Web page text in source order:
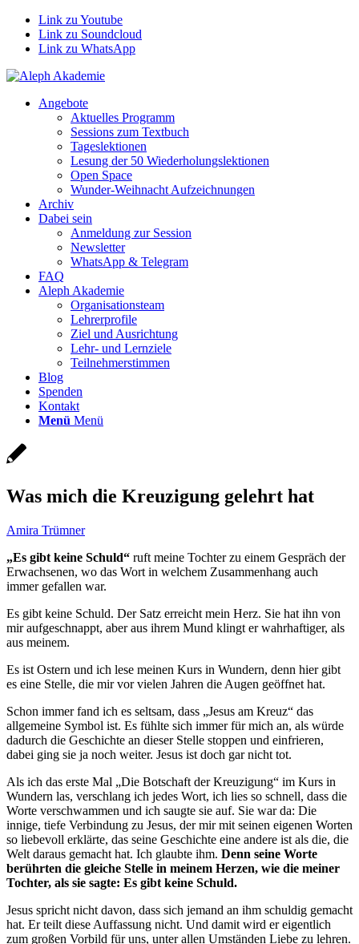
Link zu Youtube
Link zu Soundcloud
Link zu WhatsApp
Angebote
Aktuelles Programm
Sessions zum Textbuch
Tageslektionen
Lesung der 50 Wiederholungslektionen
Open Space
Wunder-Weihnacht Aufzeichnungen
Archiv
Dabei sein
Anmeldung zur Session
Newsletter
WhatsApp & Telegram
FAQ
Aleph Akademie
Organisationsteam
Lehrerprofile
Ziel und Ausrichtung
Lehr- und Lernziele
Teilnehmerstimmen
Blog
Spenden
Kontakt
Menü Menü
Was mich die Kreuzigung gelehrt hat
Amira Trümner
„Es gibt keine Schuld“ ruft meine Tochter zu einem Gespräch der
Erwachsenen, wo das Wort in welchem Zusammenhang auch
immer gefallen war.
Es gibt keine Schuld. Der Satz erreicht mein Herz. Sie hat ihn von
mir aufgeschnappt, aber aus ihrem Mund klingt er wahrhaftiger, als
aus meinem.
Es ist Ostern und ich lese meinen Kurs in Wundern, denn hier gibt
es eine Stelle, die mir vor vielen Jahren die Augen geöffnet hat.
Schon immer fand ich es seltsam, dass „Jesus am Kreuz“ das
allgemeine Symbol ist. Es fühlte sich immer für mich an, als würde
dadurch die Geschichte an dieser Stelle stoppen und einfrieren,
dabei ging sie ja noch weiter. Jesus ist doch gar nicht tot.
Als ich das erste Mal „Die Botschaft der Kreuzigung“ im Kurs in
Wundern las, verschlang ich jedes Wort, ich lies so schnell, dass die
Worte verschwammen und ich saugte sie auf. Sie war da: Die
innige, tiefe Verbindung zu Jesus, der mir mit seinen eigenen Worten
so liebevoll erklärte, das seine Geschichte eine andere ist als die, die
Welt daraus gemacht hat. Ich glaubte ihm. Denn seine Worte
berührten die gleiche Stelle in meinem Herzen, wie die meiner
Tochter, als sie sagte: Es gibt keine Schuld.
Jesus spricht nicht davon, dass sich jemand an ihm schuldig gemacht
hat. Er teilt diese Auffassung nicht. Und damit wird er eigentlich
zum großen Vorbild für uns, unter allen Umständen Liebe zu lehren.